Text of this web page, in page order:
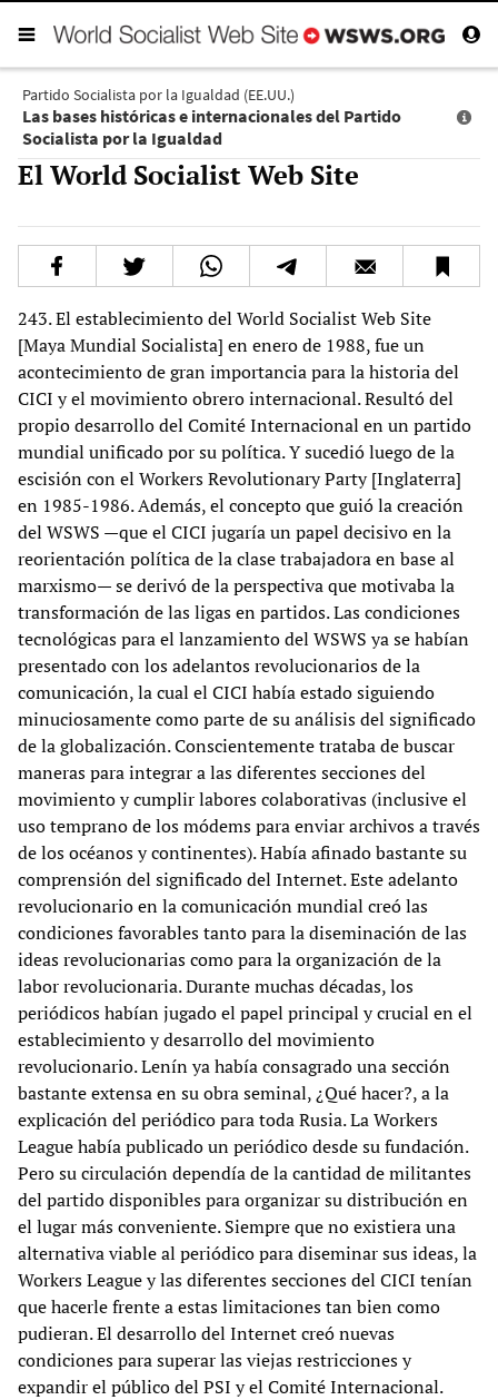
Partido Socialista por la Igualdad (EE.UU.)
Las bases históricas e internacionales del Partido
Socialista por la Igualdad
El World Socialist Web Site
243. El establecimiento del World Socialist Web Site
[Maya Mundial Socialista] en enero de 1988, fue un
acontecimiento de gran importancia para la historia del
CICI y el movimiento obrero internacional. Resultó del
propio desarrollo del Comité Internacional en un partido
mundial unificado por su política. Y sucedió luego de la
escisión con el Workers Revolutionary Party [Inglaterra]
en 1985-1986. Además, el concepto que guió la creación
del WSWS —que el CICI jugaría un papel decisivo en la
reorientación política de la clase trabajadora en base al
marxismo— se derivó de la perspectiva que motivaba la
transformación de las ligas en partidos. Las condiciones
tecnológicas para el lanzamiento del WSWS ya se habían
presentado con los adelantos revolucionarios de la
comunicación, la cual el CICI había estado siguiendo
minuciosamente como parte de su análisis del significado
de la globalización. Conscientemente trataba de buscar
maneras para integrar a las diferentes secciones del
movimiento y cumplir labores colaborativas (inclusive el
uso temprano de los módems para enviar archivos a través
de los océanos y continentes). Había afinado bastante su
comprensión del significado del Internet. Este adelanto
revolucionario en la comunicación mundial creó las
condiciones favorables tanto para la diseminación de las
ideas revolucionarias como para la organización de la
labor revolucionaria. Durante muchas décadas, los
periódicos habían jugado el papel principal y crucial en el
establecimiento y desarrollo del movimiento
revolucionario. Lenín ya había consagrado una sección
bastante extensa en su obra seminal, ¿Qué hacer?, a la
explicación del periódico para toda Rusia. La Workers
League había publicado un periódico desde su fundación.
Pero su circulación dependía de la cantidad de militantes
del partido disponibles para organizar su distribución en
el lugar más conveniente. Siempre que no existiera una
alternativa viable al periódico para diseminar sus ideas, la
Workers League y las diferentes secciones del CICI tenían
que hacerle frente a estas limitaciones tan bien como
pudieran. El desarrollo del Internet creó nuevas
condiciones para superar las viejas restricciones y
expandir el público del PSI y el Comité Internacional.